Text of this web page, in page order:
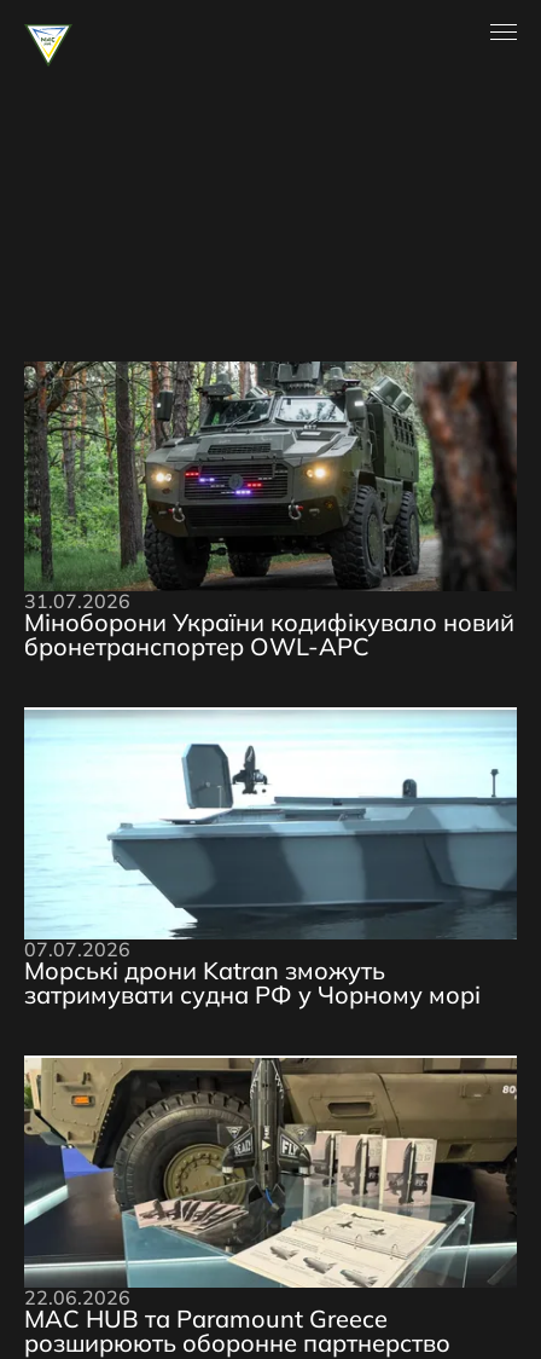
31.07.2026
Міноборони України кодифікувало новий
бронетранспортер OWL-APC
07.07.2026
Морські дрони Katran зможуть
затримувати судна РФ у Чорному морі
22.06.2026
MAC HUB та Paramount Greece
розширюють оборонне партнерство